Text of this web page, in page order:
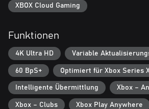
Echos des Auges
Das hearthianische Raumfahrtprogramm hat
zugeordnet werden kann. Schnapp dir deine
mach dich bereit, die dunkelsten
durchleuchten ...
XBOX Cloud Gaming
Funktionen
4K Ultra HD Variable
60 BpS+ Optimiert für Xbox Series
Intelligente Übermittlung Xbox –
Xbox – Clubs Xbox Play Anywhere